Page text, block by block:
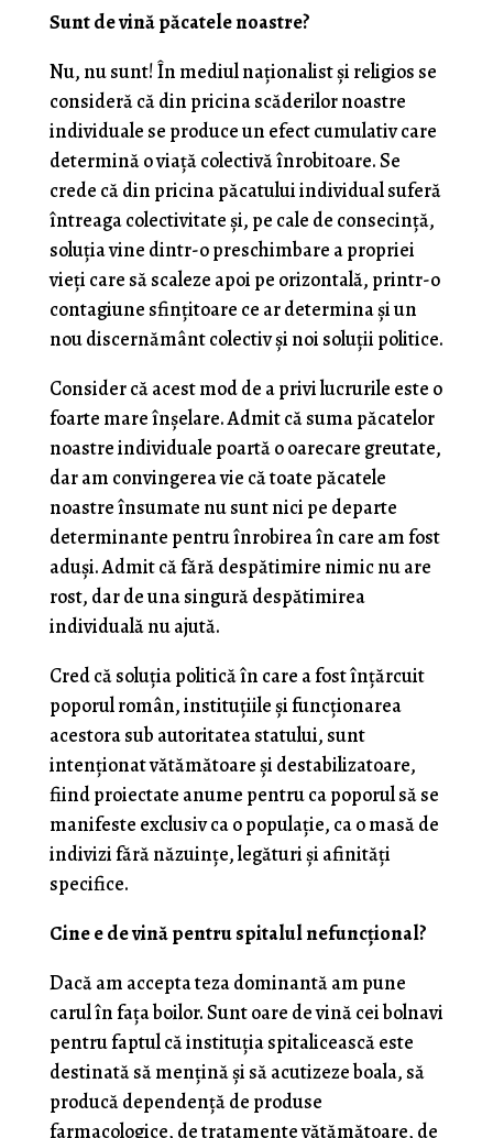
Sunt de vină păcatele noastre?
Nu, nu sunt! În mediul naţionalist şi religios se
consideră că din pricina scăderilor noastre
individuale se produce un efect cumulativ care
determină o viaţă colectivă înrobitoare. Se
crede că din pricina păcatului individual suferă
întreaga colectivitate şi, pe cale de consecinţă,
soluţia vine dintr-o preschimbare a propriei
vieţi care să scaleze apoi pe orizontală, printr-o
contagiune sfinţitoare ce ar determina şi un
nou discernământ colectiv şi noi soluţii politice.
Consider că acest mod de a privi lucrurile este o
foarte mare înşelare. Admit că suma păcatelor
noastre individuale poartă o oarecare greutate,
dar am convingerea vie că toate păcatele
noastre însumate nu sunt nici pe departe
determinante pentru înrobirea în care am fost
aduşi. Admit că fără despătimire nimic nu are
rost, dar de una singură despătimirea
individuală nu ajută.
Cred că soluţia politică în care a fost înţărcuit
poporul român, instituţiile şi funcţionarea
acestora sub autoritatea statului, sunt
intenţionat vătămătoare şi destabilizatoare,
fiind proiectate anume pentru ca poporul să se
manifeste exclusiv ca o populaţie, ca o masă de
indivizi fără năzuinţe, legături şi afinităţi
specifice.
Cine e de vină pentru spitalul nefuncţional?
Dacă am accepta teza dominantă am pune
carul în faţa boilor. Sunt oare de vină cei bolnavi
pentru faptul că instituţia spitalicească este
destinată să menţină şi să acutizeze boala, să
producă dependenţă de produse
farmacologice, de tratamente vătămătoare, de